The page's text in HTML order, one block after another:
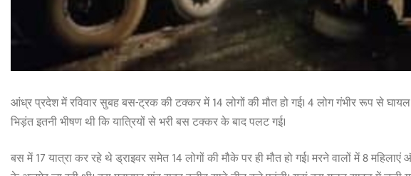
आंध्र प्रदेश में रविवार सुबह बस-ट्रक की टक्कर में 14 लोगों की मौत हो गई। 4 लोग गंभीर रूप से घायल
भिड़ंत इतनी भीषण थी कि यात्रियों से भरी बस टक्कर के बाद पलट गई।
बस में 17 यात्रा कर रहे थे ड्राइवर समेत 14 लोगों की मौके पर ही मौत हो गई। मरने वालों में 8